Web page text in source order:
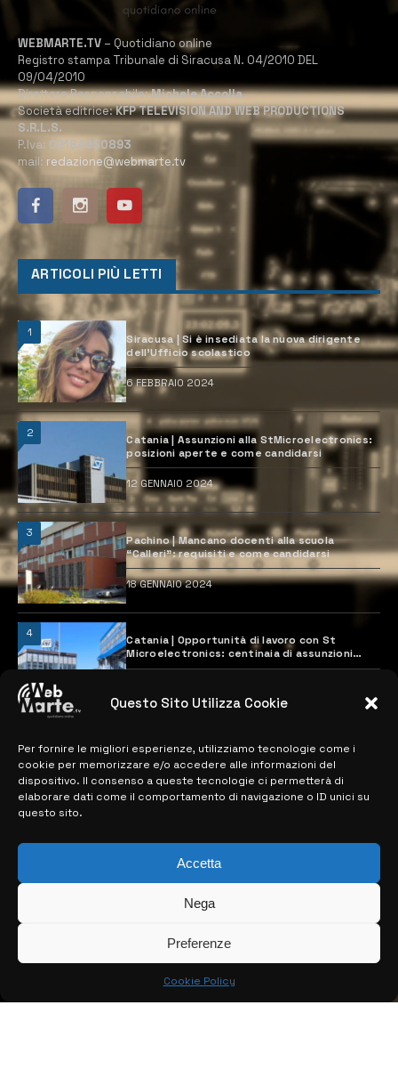
Questo Sito Utilizza Cookie
Per fornire le migliori esperienze, utilizziamo tecnologie come i
cookie per memorizzare e/o accedere alle informazioni del
dispositivo. Il consenso a queste tecnologie ci permetterà di
elaborare dati come il comportamento di navigazione o ID unici su
questo sito.
Accetta
Nega
Preferenze
Cookie Policy
WEBMARTE.TV – Quotidiano online
Registro stampa Tribunale di Siracusa N. 04/2010 DEL
09/04/2010
Direttore Responsabile:Michele Accolla
Società editrice:KFP TELEVISION AND WEB PRODUCTIONS
S.R.L.S.
P.Iva: 02184950893
mail: redazione@webmarte.tv
ARTICOLI PIÙ LETTI
1
Siracusa | Si è insediata la nuova dirigente
dell’Ufficio scolastico
6 FEBBRAIO 2024
2
Catania | Assunzioni alla StMicroelectronics:
posizioni aperte e come candidarsi
12 GENNAIO 2024
3
Pachino | Mancano docenti alla scuola
“Calleri”: requisiti e come candidarsi
18 GENNAIO 2024
4
Catania | Opportunità di lavoro con St
Microelectronics: centinaia di assunzioni
previste
MAPPA DEL SITO
> NOTIZIE